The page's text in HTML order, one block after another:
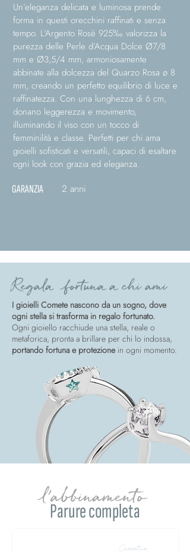
Un’eleganza delicata e luminosa prende
forma in questi orecchini raffinati e senza
tempo. L'Argento Rosè 925‰ valorizza la
purezza delle Perle d’Acqua Dolce Ø7/8
mm e Ø3,5/4 mm, armoniosamente
abbinate alla dolcezza del Quarzo Rosa ø 8
mm, creando un perfetto equilibrio di luce e
raffinatezza. Con una lunghezza di 6 cm,
donano leggerezza e movimento,
illuminando il viso con un tocco di
femminilità e classe. Perfetti per chi ama
gioielli sofisticati e versatili, capaci di esaltare
ogni look con grazia ed eleganza.
GARANZIA 2 anni
Regala fortuna a chi ami
I gioielli Comete nascono da un sogno, dove
ogni stella si trasforma in regalo fortunato.
Ogni gioiello racchiude una stella, reale o
metaforica, pronta a brillare per chi lo indossa,
portando fortuna e protezione in ogni momento.
Parure completa
l'abbinamento
Cromatica